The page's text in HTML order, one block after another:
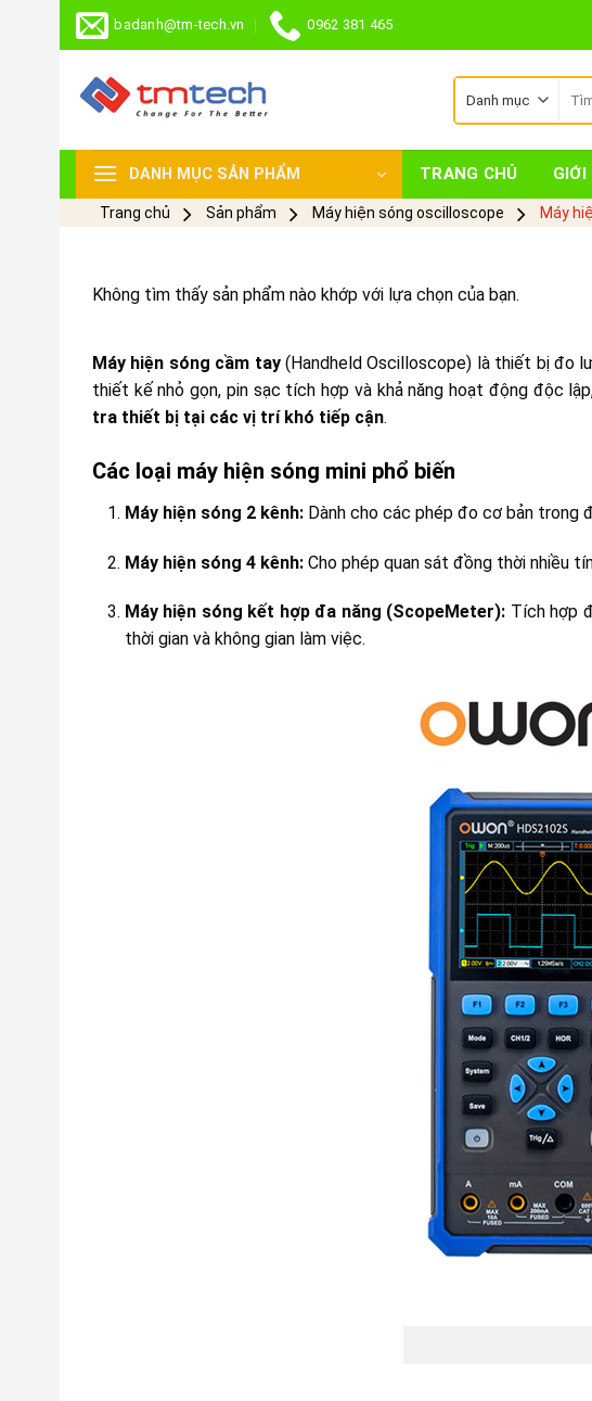
Skip
badanh@tm-tech.vn 0962 381 465
kiếm:
DANH MỤC SẢN PHẨM TRANG CHỦ GIỚI
Trang chủ Sản phẩm Máy hiện sóng oscilloscope Máy
Máy hiện sóng cầm tay(Handheld Oscilloscope) là thiết bị đo
thiết kế nhỏ gọn, pin sạc tích hợp và khả năng hoạt động độc
tra thiết bị tại các vị trí khó tiếp cận.
Các loại máy hiện sóng mini phổ biến
Máy hiện sóng 2 kênh: Dành cho các phép đo cơ bản trong
Máy hiện sóng 4 kênh: Cho phép quan sát đồng thời nhiều
Máy hiện sóng kết hợp đa năng (ScopeMeter): Tích hợp
thời gian và không gian làm việc.
Không tìm thấy sản phẩm nào khớp với lựa chọn của bạn.